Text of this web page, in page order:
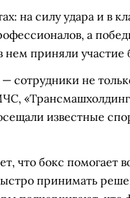
на силу удара и в
а
приняли участие
сотрудники не
известные
что бокс помогает
принимать